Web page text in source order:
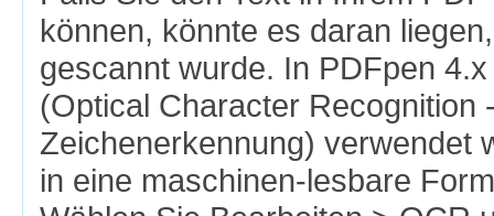
können, könnte es daran
gescannt wurde. In PDFpen
(Optical Character Recognition
Zeichenerkennung) verwendet
in eine maschinen-lesbare